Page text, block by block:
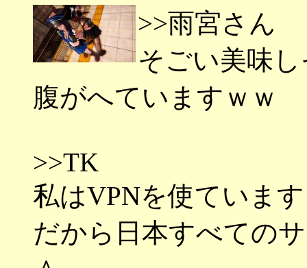
>>雨宮さん
そごい美味
腹がへていますｗｗ
>>TK
私はVPNを使ていま
だから日本すべての